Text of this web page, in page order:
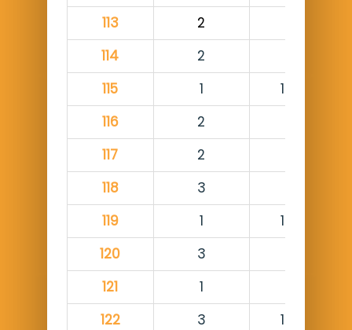
113
2
114
2
115
1
1
116
2
117
2
118
3
119
1
1
120
3
121
1
122
3 1